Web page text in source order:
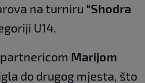
na turniru “Shodra
U14.
Marijom
do drugog mjesta, što